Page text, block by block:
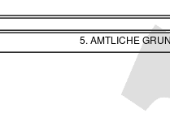
5. AMTLICHE